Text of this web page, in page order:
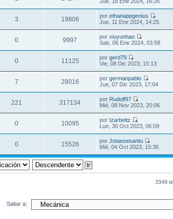
3 19806 porethanappgenius
Jue, 11 Ene 2024, 14:25
0 9997 porxiuyunhao
Sab, 06 Ene 2024, 03:58
0 11125 porgerd79
Vie, 08 Dic 2023, 15:13
7 28016 porgermanpablo
Jue, 07 Dic 2023, 17:04
221 317134 por Rudolf97
Mié, 08 Nov 2023, 20:06
0 10095 por Izarbeltz
Lun, 30 Oct 2023, 06:09
0 15526 porJotaesesantu
Mié, 04 Oct 2023, 15:36
3349
Saltar a: